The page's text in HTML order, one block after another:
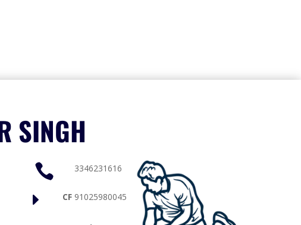
SINGH
 3346231616
E CF 91025980045